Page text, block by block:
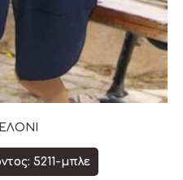
5211-μπλε